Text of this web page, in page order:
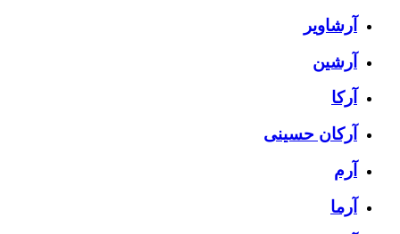
آرشاویر
آرشین
آرکا
آرکان حسینی
آرم
آرما